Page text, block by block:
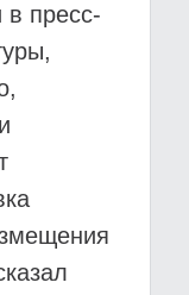
пресс-